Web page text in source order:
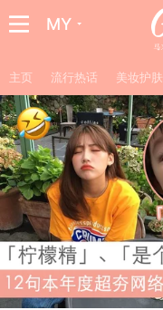
MY
主页 流行热话 美妆护肤